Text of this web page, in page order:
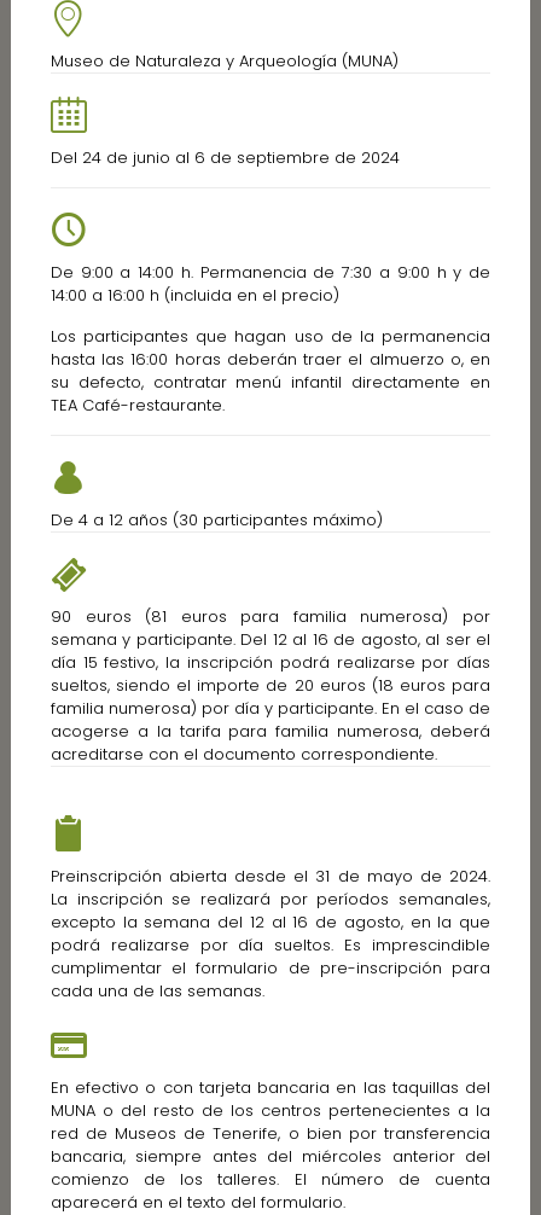
Museo de Naturaleza y Arqueología (MUNA)
Del 24 de junio al 6 de septiembre de 2024
De 9:00 a 14:00 h. Permanencia de 7:30 a 9:00 h y de
14:00 a 16:00 h (incluida en el precio)
Los participantes que hagan uso de la permanencia
hasta las 16:00 horas deberán traer el almuerzo o, en
su defecto, contratar menú infantil directamente en
TEA Café-restaurante.
De 4 a 12 años (30 participantes máximo)
90 euros (81 euros para familia numerosa) por
semana y participante. Del 12 al 16 de agosto, al ser el
día 15 festivo, la inscripción podrá realizarse por días
sueltos, siendo el importe de 20 euros (18 euros para
familia numerosa) por día y participante. En el caso de
acogerse a la tarifa para familia numerosa, deberá
acreditarse con el documento correspondiente.
Preinscripción abierta desde el 31 de mayo de 2024.
La inscripción se realizará por períodos semanales,
excepto la semana del 12 al 16 de agosto, en la que
podrá realizarse por día sueltos. Es imprescindible
cumplimentar el formulario de pre-inscripción para
cada una de las semanas.
En efectivo o con tarjeta bancaria en las taquillas del
MUNA o del resto de los centros pertenecientes a la
red de Museos de Tenerife, o bien por transferencia
bancaria, siempre antes del miércoles anterior del
comienzo de los talleres. El número de cuenta
aparecerá en el texto del formulario.